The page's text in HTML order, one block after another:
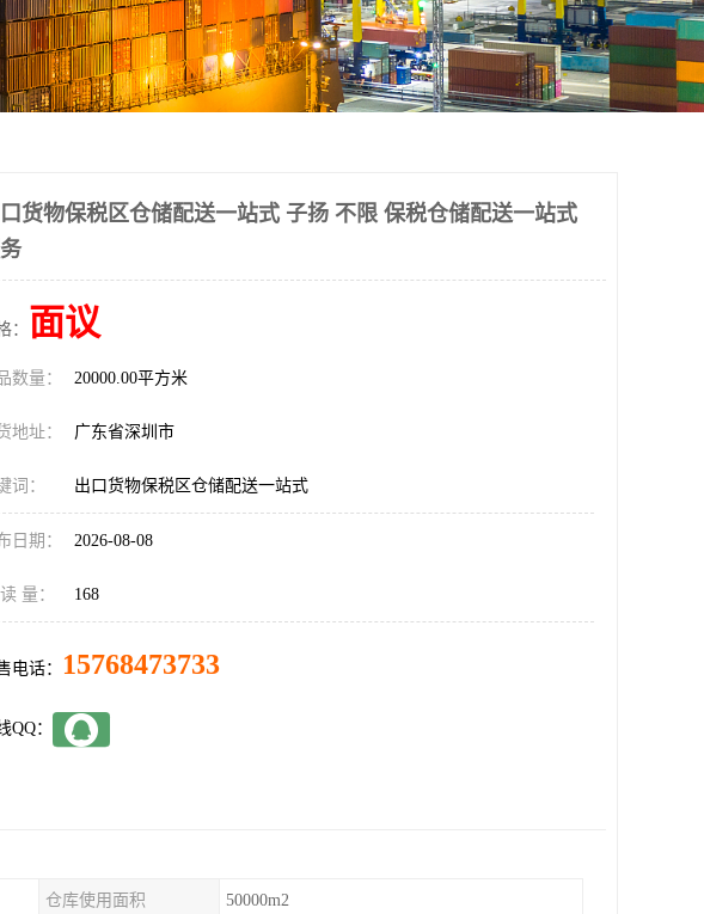
货物保税区仓储配送一站式 子扬 不限 保税仓储配送一站式
： 面议
数量： 20000.00平方米
地址： 广东省深圳市
词： 出口货物保税区仓储配送一站式
日期： 2026-08-08
量： 168
电话： 15768473733
QQ：
仓库使用面积 50000m2